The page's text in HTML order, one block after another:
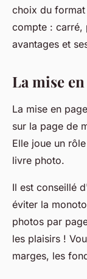
choix du
compte : carré,
avantages et
La mise
La mise en
sur la page de
Elle joue un
livre photo.
Il est conseillé
éviter la
photos par
les plaisirs !
marges, les